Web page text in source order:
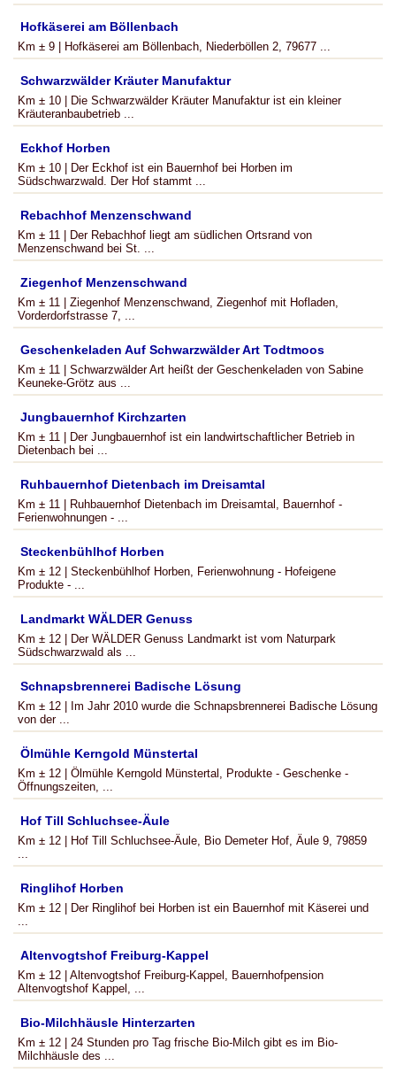
Hofkäserei am Böllenbach
Km ± 9 | Hofkäserei am Böllenbach, Niederböllen 2, 79677 ...
Schwarzwälder Kräuter Manufaktur
Km ± 10 | Die Schwarzwälder Kräuter Manufaktur ist ein kleiner
Kräuteranbaubetrieb ...
Eckhof Horben
Km ± 10 | Der Eckhof ist ein Bauernhof bei Horben im
Südschwarzwald. Der Hof stammt ...
Rebachhof Menzenschwand
Km ± 11 | Der Rebachhof liegt am südlichen Ortsrand von
Menzenschwand bei St. ...
Ziegenhof Menzenschwand
Km ± 11 | Ziegenhof Menzenschwand, Ziegenhof mit Hofladen,
Vorderdorfstrasse 7, ...
Geschenkeladen Auf Schwarzwälder Art Todtmoos
Km ± 11 | Schwarzwälder Art heißt der Geschenkeladen von Sabine
Keuneke-Grötz aus ...
Jungbauernhof Kirchzarten
Km ± 11 | Der Jungbauernhof ist ein landwirtschaftlicher Betrieb in
Dietenbach bei ...
Ruhbauernhof Dietenbach im Dreisamtal
Km ± 11 | Ruhbauernhof Dietenbach im Dreisamtal, Bauernhof -
Ferienwohnungen - ...
Steckenbühlhof Horben
Km ± 12 | Steckenbühlhof Horben, Ferienwohnung - Hofeigene
Produkte - ...
Landmarkt WÄLDER Genuss
Km ± 12 | Der WÄLDER Genuss Landmarkt ist vom Naturpark
Südschwarzwald als ...
Schnapsbrennerei Badische Lösung
Km ± 12 | Im Jahr 2010 wurde die Schnapsbrennerei Badische Lösung
von der ...
Ölmühle Kerngold Münstertal
Km ± 12 | Ölmühle Kerngold Münstertal, Produkte - Geschenke -
Öffnungszeiten, ...
Hof Till Schluchsee-Äule
Km ± 12 | Hof Till Schluchsee-Äule, Bio Demeter Hof, Äule 9, 79859
...
Ringlihof Horben
Km ± 12 | Der Ringlihof bei Horben ist ein Bauernhof mit Käserei und
...
Altenvogtshof Freiburg-Kappel
Km ± 12 | Altenvogtshof Freiburg-Kappel, Bauernhofpension
Altenvogtshof Kappel, ...
Bio-Milchhäusle Hinterzarten
Km ± 12 | 24 Stunden pro Tag frische Bio-Milch gibt es im Bio-
Milchhäusle des ...